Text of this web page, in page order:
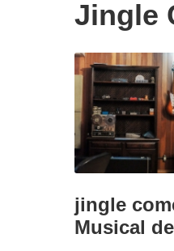
Jingle
jingle
Musical